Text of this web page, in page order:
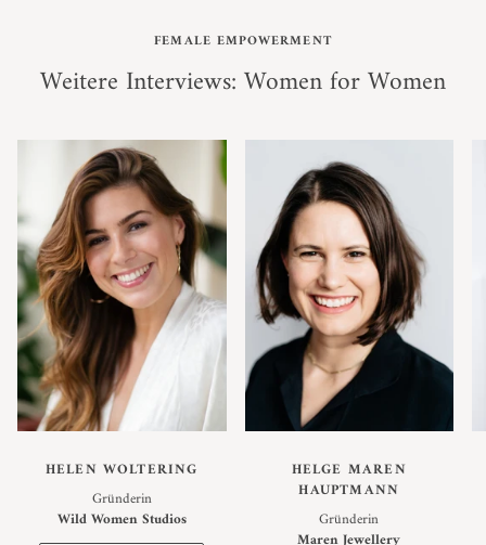
FEMALE EMPOWERMENT
Weitere Interviews: Women for Women
HELEN WOLTERING
Gründerin
Wild Women Studios
HELGE MAREN
HAUPTMANN
Gründerin
Maren Jewellery